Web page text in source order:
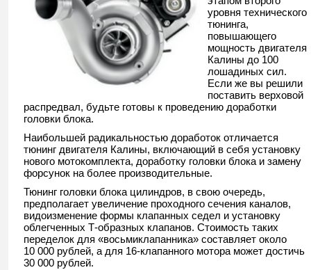
уровня технического
тюнинга,
повышающего
мощность двигателя
Калины до 100
лошадиных сил.
Если же вы решили
поставить верховой
распредвал, будьте готовы к проведению доработки
головки блока.
Наибольшей радикальностью доработок отличается
тюнинг двигателя Калины, включающий в себя установку
нового мотокомплекта, доработку головки блока и замену
форсунок на более производительные.
Тюнинг головки блока цилиндров, в свою очередь,
предполагает увеличение проходного сечения каналов,
видоизменение формы клапанных седел и установку
облегченных Т-образных клапанов. Стоимость таких
переделок для «восьмиклапанника» составляет около
10 000 рублей, а для 16-клапанного мотора может достичь
30 000 рублей.